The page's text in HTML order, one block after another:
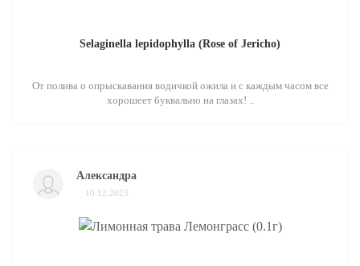
Selaginella lepidophylla (Rose of Jericho)
От полива о опрыскавания водичкой ожила и с каждым часом все
хорошеет буквально на глазах! ..
Александра
10.12.2023